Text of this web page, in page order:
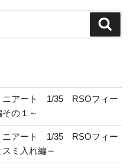
ニアート 1/35 RSOフィー
の１～
ニアート 1/35 RSOフィー
ミ入れ編～